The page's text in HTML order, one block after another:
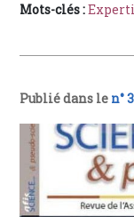
Mots-clés :
Publié dans le n°